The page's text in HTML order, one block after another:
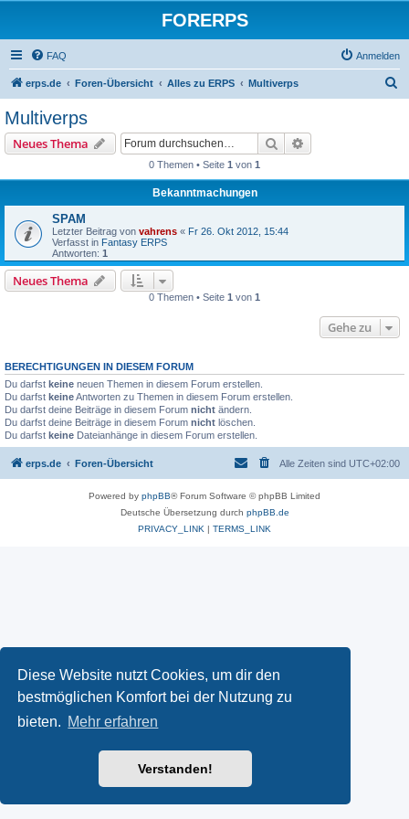
Diese Website nutzt Cookies, um dir den
bestmöglichen Komfort bei der Nutzung zu
bieten. Mehr erfahren
Verstanden!
FORERPS
FAQ Anmelden
erps.de Foren-Übersicht Alles zu ERPS Multiverps
Multiverps
Neues Thema Suche
0 Themen • Seite 1 von 1
Bekanntmachungen
SPAM
Letzter Beitrag von vahrens « Fr 26. Okt 2012, 15:44
Verfasst in Fantasy ERPS
Antworten: 1
Neues Thema
0 Themen • Seite 1 von 1
Gehe zu
BERECHTIGUNGEN IN DIESEM FORUM
Du darfst keine neuen Themen in diesem Forum erstellen.
Du darfst keineAntworten zu Themen in diesem Forum erstellen.
Du darfst deine Beiträge in diesem Forum nicht ändern.
Du darfst deine Beiträge in diesem Forum nicht löschen.
Du darfst keine Dateianhänge in diesem Forum erstellen.
erps.de Foren-Übersicht Alle Zeiten sind UTC+02:00
Powered by phpBB® Forum Software © phpBB Limited
Deutsche Übersetzung durch phpBB.de
PRIVACY_LINK | TERMS_LINK